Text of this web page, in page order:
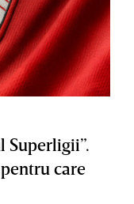
Superligii”.
care